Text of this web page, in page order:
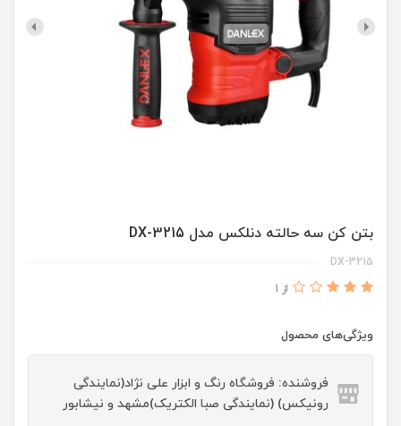
بتن کن سه حالته دنلکس مدل DX-3215
DX-3215
از 1
ویژگی‌های محصول
فروشنده: فروشگاه رنگ و ابزار علی نژاد(نمایندگی
رونیکس) (نمایندگی صبا الکتریک)مشهد و نیشابور